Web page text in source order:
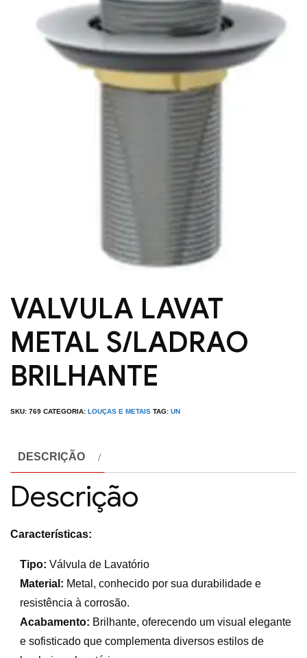
VALVULA LAVAT
METAL S/LADRAO
BRILHANTE
SKU: 769 CATEGORIA: LOUÇAS E METAIS TAG: UN
DESCRIÇÃO
Descrição
Características:
Tipo: Válvula de Lavatório
Material: Metal, conhecido por sua durabilidade e
resistência à corrosão.
Acabamento: Brilhante, oferecendo um visual elegante
e sofisticado que complementa diversos estilos de